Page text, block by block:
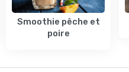
Smoothie pêche et
poire